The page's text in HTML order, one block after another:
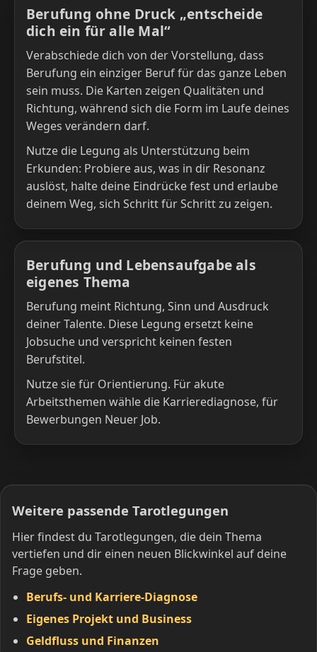
Berufung ohne Druck „entscheide
dich ein für alle Mal“
Verabschiede dich von der Vorstellung, dass
Berufung ein einziger Beruf für das ganze Leben
sein muss. Die Karten zeigen Qualitäten und
Richtung, während sich die Form im Laufe deines
Weges verändern darf.
Nutze die Legung als Unterstützung beim
Erkunden: Probiere aus, was in dir Resonanz
auslöst, halte deine Eindrücke fest und erlaube
deinem Weg, sich Schritt für Schritt zu zeigen.
Berufung und Lebensaufgabe als
eigenes Thema
Berufung meint Richtung, Sinn und Ausdruck
deiner Talente. Diese Legung ersetzt keine
Jobsuche und verspricht keinen festen
Berufstitel.
Nutze sie für Orientierung. Für akute
Arbeitsthemen wähle die Karrierediagnose, für
Bewerbungen Neuer Job.
Weitere passende Tarotlegungen
Hier findest du Tarotlegungen, die dein Thema
vertiefen und dir einen neuen Blickwinkel auf deine
Frage geben.
Berufs- und Karriere-Diagnose
Eigenes Projekt und Business
Geldfluss und Finanzen